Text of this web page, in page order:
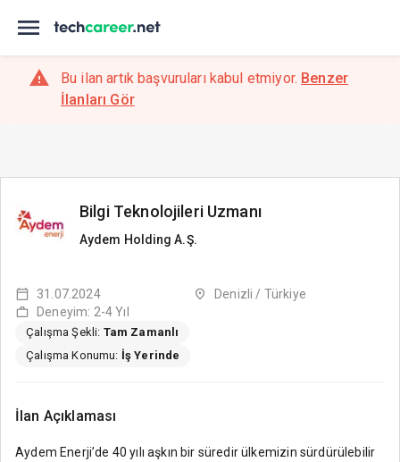
Bu ilan artık başvuruları kabul etmiyor. Benzer
İlanları Gör
Bilgi Teknolojileri Uzmanı
Aydem Holding A.Ş.
31.07.2024
Denizli / Türkiye
Deneyim: 2-4 Yıl
Çalışma Şekli: Tam Zamanlı
Çalışma Konumu: İş Yerinde
İlan Açıklaması
Aydem Enerji’de 40 yılı aşkın bir süredir ülkemizin sürdürülebilir